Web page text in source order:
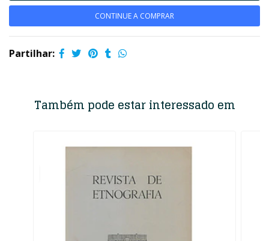
CONTINUE A COMPRAR
Partilhar:
Também pode estar interessado em